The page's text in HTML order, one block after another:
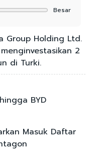
Besar
Group Holding Ltd.
2
di Turki.
BYD
Masuk Daftar